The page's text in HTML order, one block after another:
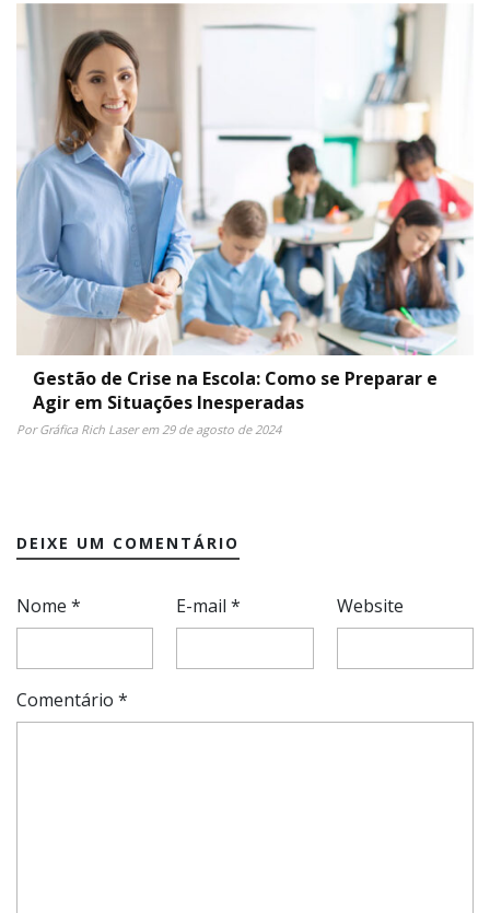
Gestão de Crise na Escola: Como se Preparar e
Agir em Situações Inesperadas
Por Gráfica Rich Laser em 29 de agosto de 2024
DEIXE UM COMENTÁRIO
Nome * E-mail* Website
Comentário *